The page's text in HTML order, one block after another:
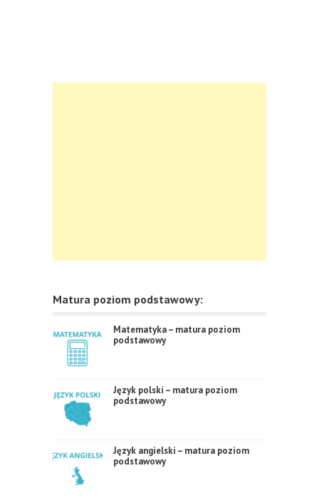
Matura poziom podstawowy:
Matematyka – matura poziom
podstawowy
Język polski – matura poziom
podstawowy
Język angielski – matura poziom
podstawowy